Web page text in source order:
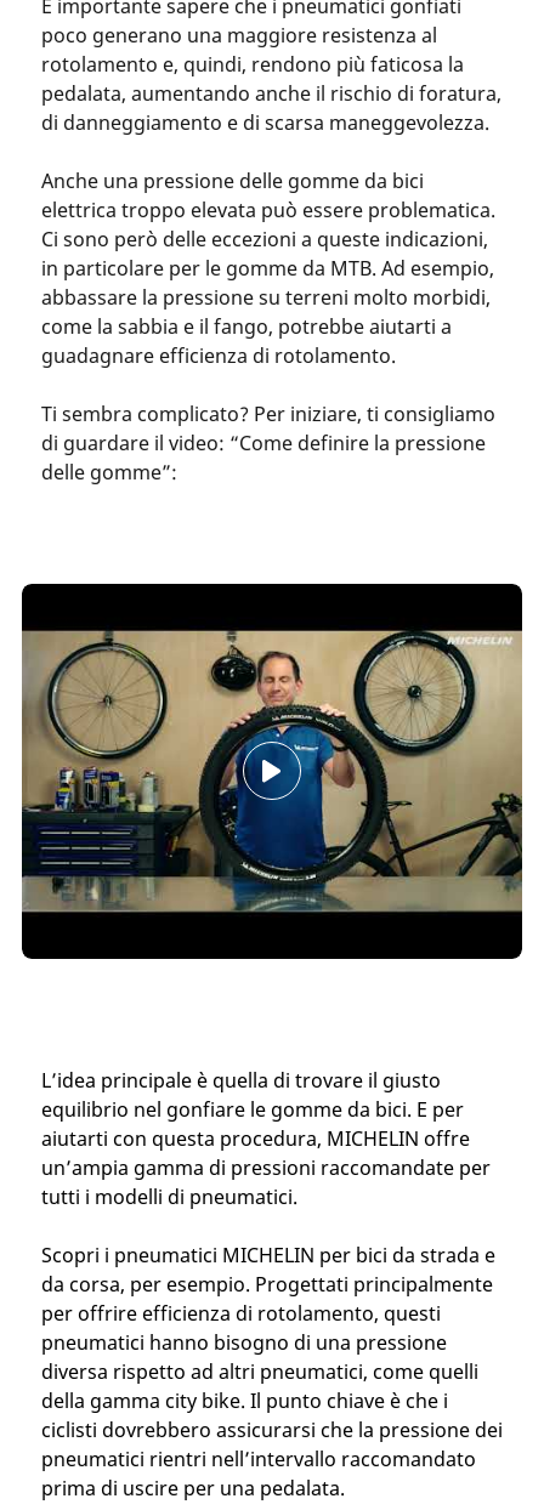
È importante sapere che i pneumatici gonfiati
poco generano una maggiore resistenza al
rotolamento e, quindi, rendono più faticosa la
pedalata, aumentando anche il rischio di foratura,
di danneggiamento e di scarsa maneggevolezza.
Anche una pressione delle gomme da bici
elettrica troppo elevata può essere problematica.
Ci sono però delle eccezioni a queste indicazioni,
in particolare per le gomme da MTB. Ad esempio,
abbassare la pressione su terreni molto morbidi,
come la sabbia e il fango, potrebbe aiutarti a
guadagnare efficienza di rotolamento.
Ti sembra complicato? Per iniziare, ti consigliamo
di guardare il video: “Come definire la pressione
delle gomme”:
L’idea principale è quella di trovare il giusto
equilibrio nel gonfiare le gomme da bici. E per
aiutarti con questa procedura, MICHELIN offre
un’ampia gamma di pressioni raccomandate per
tutti i modelli di pneumatici.
Scopri i pneumatici MICHELIN per bici da strada e
da corsa, per esempio. Progettati principalmente
per offrire efficienza di rotolamento, questi
pneumatici hanno bisogno di una pressione
diversa rispetto ad altri pneumatici, come quelli
della gamma city bike. Il punto chiave è che i
ciclisti dovrebbero assicurarsi che la pressione dei
pneumatici rientri nell’intervallo raccomandato
prima di uscire per una pedalata.